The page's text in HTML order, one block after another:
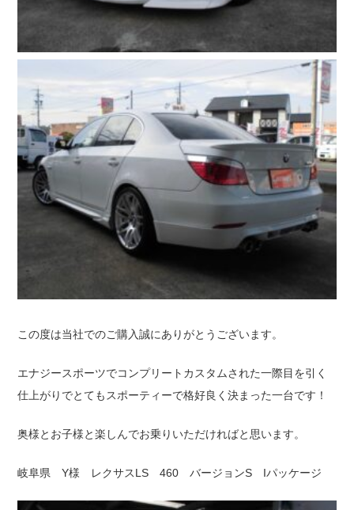
この度は当社でのご購入誠にありがとうございます。
エナジースポーツでコンプリートカスタムされた一際目を引く
仕上がりでとてもスポーティーで格好良く決まった一台です！
奥様とお子様と楽しんでお乗りいただければと思います。
岐阜県 Y様 レクサスLS 460 バージョンS Iパッケージ